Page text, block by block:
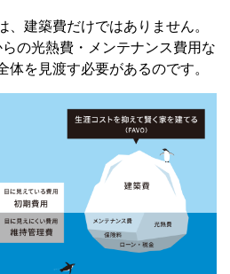
、建築費だけではありません。
の光熱費・メンテナンス費用な
体を見渡す必要があるのです。